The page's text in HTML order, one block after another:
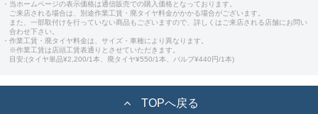
・当ホームページの表示価格は通信販売での購入価格となっております。
ご来店される場合は、別途作業工賃・廃タイヤ料金がかかる場合がございます。
また、一部取付けを行っていない商品もございますので、詳しくはご来店される店舗にお問い
合わせ下さい。
・作業工賃・廃タイヤ料金は、サイズ・車種により異なります。
※作業工賃は店頭工賃表通りとさせていただきます。
目安:(タイヤ単品¥2,200/1本、廃タイヤ¥550/1本、バルブ¥440円/1本)
TOPへ戻る